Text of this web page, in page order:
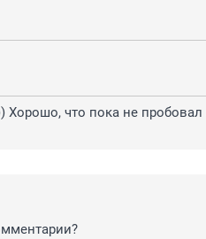
Хорошо, что пока не